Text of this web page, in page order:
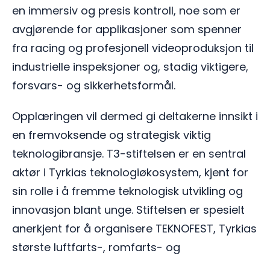
en immersiv og presis kontroll, noe som er
avgjørende for applikasjoner som spenner
fra racing og profesjonell videoproduksjon til
industrielle inspeksjoner og, stadig viktigere,
forsvars- og sikkerhetsformål.
Opplæringen vil dermed gi deltakerne innsikt i
en fremvoksende og strategisk viktig
teknologibransje. T3-stiftelsen er en sentral
aktør i Tyrkias teknologiøkosystem, kjent for
sin rolle i å fremme teknologisk utvikling og
innovasjon blant unge. Stiftelsen er spesielt
anerkjent for å organisere TEKNOFEST, Tyrkias
største luftfarts-, romfarts- og